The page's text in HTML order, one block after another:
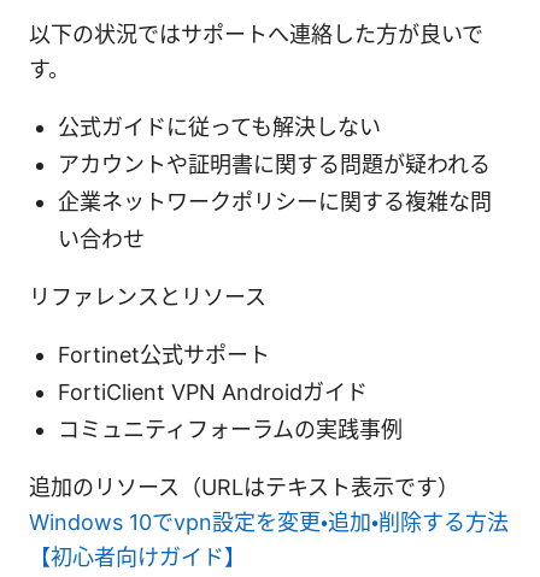
以下の状況ではサポートへ連絡した方が良いで
す。
公式ガイドに従っても解決しない
アカウントや証明書に関する問題が疑われる
企業ネットワークポリシーに関する複雑な問
い合わせ
リファレンスとリソース
Fortinet公式サポート
FortiClient VPN Androidガイド
コミュニティフォーラムの実践事例
追加のリソース（URLはテキスト表示です）
Windows 10でvpn設定を変更・追加・削除する方法
【初心者向けガイド】